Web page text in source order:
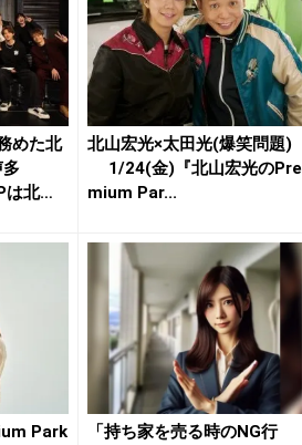
めた北
北山
北山宏光×太田光(爆笑問題)
1/24(金)『北山宏光のPre
mium Par...
Park
「持ち家を売る時のNG行